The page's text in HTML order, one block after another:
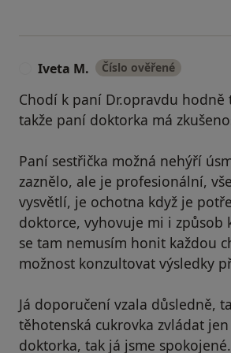
Iveta M. Číslo ověřené
Chodí k paní Dr.opravdu hodně
takže paní doktorka má
Paní sestřička možná nehýří
zaznělo, ale je profesionální,
vysvětlí, je ochotna když je
doktorce, vyhovuje mi i způsob
se tam nemusím honit každou
možnost konzultovat výsledky
Já doporučení vzala důsledně,
těhotenská cukrovka zvládat
doktorka, tak já jsme